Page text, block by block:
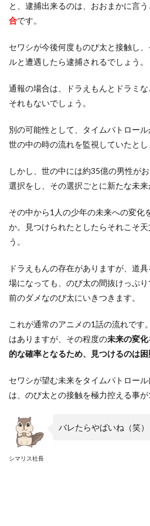
と、逮捕出来るのは、おおまかに言う
合です。
セワシが今後何度ものび太と接触し
ルと遭遇したら逮捕されるでしょう。
通報の場合は、ドラえもんとドラミな
それもないでしょう。
別の可能性として、タイムパトロー
世の中の時の流れを監視していたとし
しかし、世の中には約35億の男性が
選択をし、その選択ごとに新たな未来
その中から1人の少年の未来への変化
か。見つけられたとしたらそれこそ
う。
ドラえもんの存在がありますが、道
場になっても、のび太の間抜けっぷ
前のダメなのび太にいきつきます。
これが通常のアニメの1話の流れです
はありますが、その程度の未来の変
的な確率となるため、見つけるのは困
セワシが望む未来をタイムパトロー
は、のび太との接触を極力控える事が
シマリス社長
バレたらやばいね（笑）